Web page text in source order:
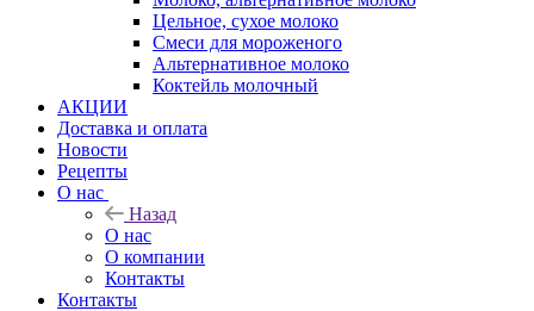
Цельное, сухое молоко
Смеси для мороженого
Альтернативное молоко
Коктейль молочный
АКЦИИ
Доставка и оплата
Новости
Рецепты
О нас
Назад
О нас
О компании
Контакты
Контакты